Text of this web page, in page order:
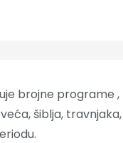
brojne programe ,
šiblja, travnjaka,